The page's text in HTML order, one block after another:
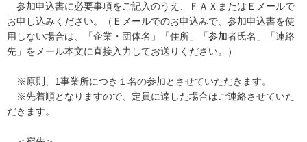
参加申込書に必要事項をご記入のうえ、ＦＡＸまたはＥメールで
お申し込みください。（Ｅメールでのお申込みで、参加申込書を使
用しない場合は、「企業・団体名」「住所」「参加者氏名」「連絡
先」をメール本文に直接入力してお送りください。）
※原則、1事業所につき１名の参加とさせていただきます。
※先着順となりますので、定員に達した場合はご連絡させていた
だきます。